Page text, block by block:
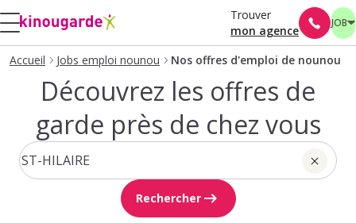
Trouver
mon agence
JOB
Accueil Jobs emploi nounou Nos offres d'emploi de nounou
Découvrez les offres de
garde près de chez vous
Rechercher